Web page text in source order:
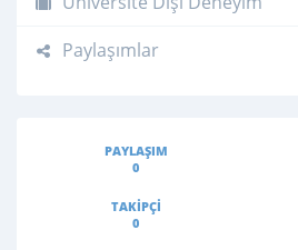
Paylaşımlar
PAYLAŞIM
0
TAKIPÇI
0